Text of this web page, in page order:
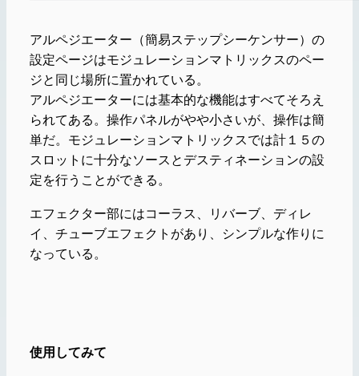
アルペジエーター（簡易ステップシーケンサー）の
設定ページはモジュレーションマトリックスのペー
ジと同じ場所に置かれている。
アルペジエーターには基本的な機能はすべてそろえ
られてある。操作パネルがやや小さいが、操作は簡
単だ。モジュレーションマトリックスでは計１５の
スロットに十分なソースとデスティネーションの設
定を行うことができる。
エフェクター部にはコーラス、リバーブ、ディレ
イ、チューブエフェクトがあり、シンプルな作りに
なっている。
使用してみて